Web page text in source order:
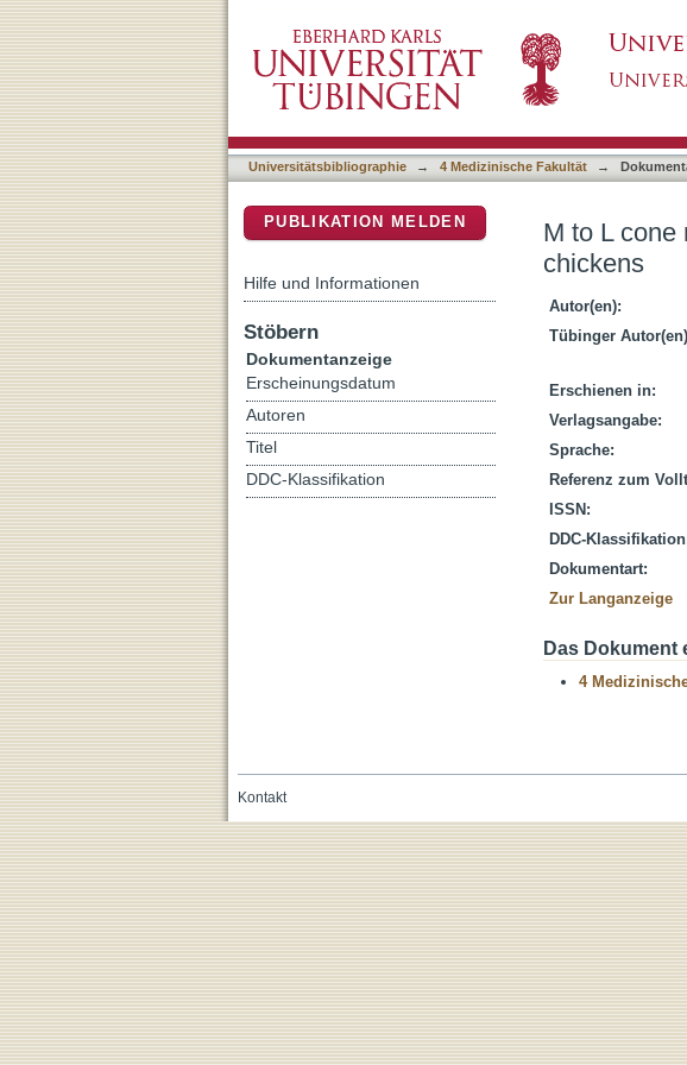
Universitätsbibliographie → 4 Medizinische Fakultät →
M to L cone
chickens
Autor(en):
Tübinger
Erschienen in:
Verlagsangabe:
Sprache:
Referenz zum
ISSN:
DDC-
Dokumentart:
Zur Langanzeige
Das Dokument
4
PUBLIKATION MELDEN
Hilfe und Informationen
Stöbern
Dokumentanzeige
Erscheinungsdatum
Autoren
Titel
DDC-Klassifikation
Kontakt